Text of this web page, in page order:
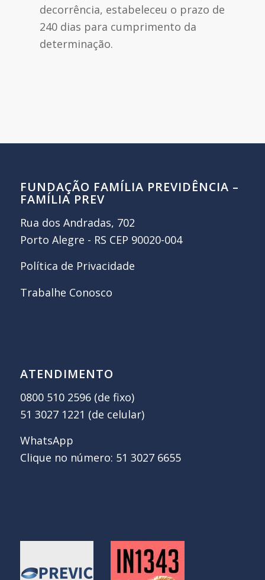
decorrência, estabeleceu o prazo de
240 dias para cumprimento da
determinação.
FUNDAÇÃO FAMÍLIA PREVIDÊNCIA –
FAMÍLIA PREV
Rua dos Andradas, 702
Porto Alegre - RS CEP 90020-004
Política de Privacidade
Trabalhe Conosco
ATENDIMENTO
0800 510 2596 (de fixo)
51 3027 1221 (de celular)
WhatsApp
Clique no número: 51 3027 6655